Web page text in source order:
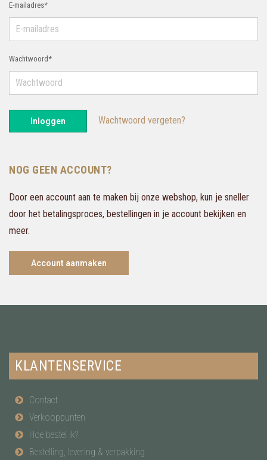
E-mailadres*
Wachtwoord *
Inloggen Wachtwoord vergeten?
NOG GEEN ACCOUNT?
Door een account aan te maken bij onze webshop, kun je sneller
door het betalingsproces, bestellingen in je account bekijken en
meer.
Account aanmaken
KLANTENSERVICE
Contact
Verkooppunten
Hoe bestel ik?
Bestelling, levering & verpakking